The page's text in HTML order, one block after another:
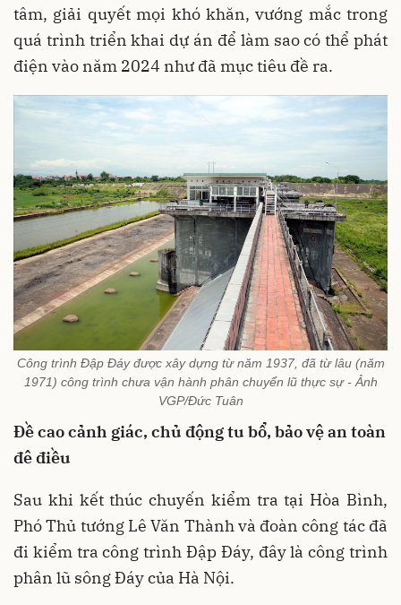
tâm, giải quyết mọi khó khăn, vướng mắc trong
quá trình triển khai dự án để làm sao có thể phát
điện vào năm 2024 như đã mục tiêu đề ra.
Công trình Đập Đáy được xây dựng từ năm 1937, đã từ lâu (năm
1971) công trình chưa vận hành phân chuyển lũ thực sự - Ảnh
VGP/Đức Tuân
Đề cao cảnh giác, chủ động tu bổ, bảo vệ an toàn
đê điều
Sau khi kết thúc chuyến kiểm tra tại Hòa Bình,
Phó Thủ tướng Lê Văn Thành và đoàn công tác đã
đi kiểm tra công trình Đập Đáy, đây là công trình
phân lũ sông Đáy của Hà Nội.